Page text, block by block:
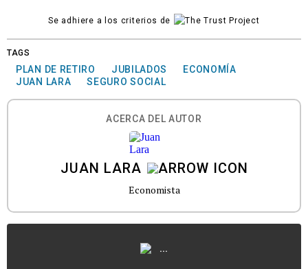
Se adhiere a los criterios de
TAGS
PLAN DE RETIRO JUBILADOS
ECONOMÍA
JUAN LARA
SEGURO SOCIAL
ACERCA DEL AUTOR
JUAN LARA
Economista
...